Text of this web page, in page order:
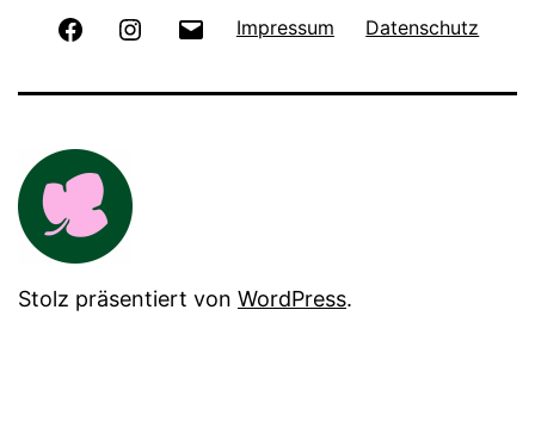
FacebookInstagram Impressum Datenschutz
Stolz präsentiert von WordPress.